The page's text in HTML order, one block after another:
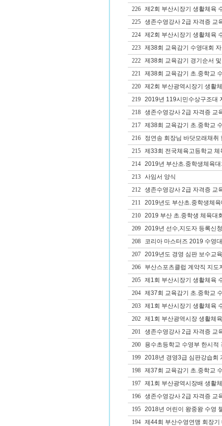
226
제2회 부산시장기 생활체육
225
생존수영강사 2급 자격증 교
224
제2회 부산시장기 생활체육
223
제38회 교육감기 수영대회
222
제38회 교육감기 경기순서
221
제38회 교육감기 초.중학교
220
제2회 부산광역시장기 생활
219
2019년 119시민수상구조대
218
생존수영강사 2급 자격증 교
217
제38회 교육감기 초.중학교
216
정연송 회장님 바닷모래채취
215
제33회 전국체육고등학교 체
214
2019년 부산초.중학생체육
213
사임서 양식
212
생존수영강사 2급 자격증 교
211
2019년도 부산초.중학생체
210
2019 부산 초.중학생 체육대
209
2019년 선수,지도자 등록신
208
코리아 마스터즈 2019 수영
207
2019년도 경영 심판 보수교
206
부산스포츠클럽 계약직 지도
205
제1회 부산시장기 생활체육
204
제37회 교육감기 초.중학교
203
제1회 부산시장기 생활체육
202
제1회 부산광역시장 생활체
201
생존수영강사 2급 자격증 교
200
용수초등학교 수영부 한시적
199
2018년 경영3급 심판강습회
198
제37회 교육감기 초.중학교
197
제1회 부산광역시장배 생활
196
생존수영강사 2급 자격증 교
195
2018년 어린이 왕중왕 수영
194
제44회 부산수영연맹 회장기